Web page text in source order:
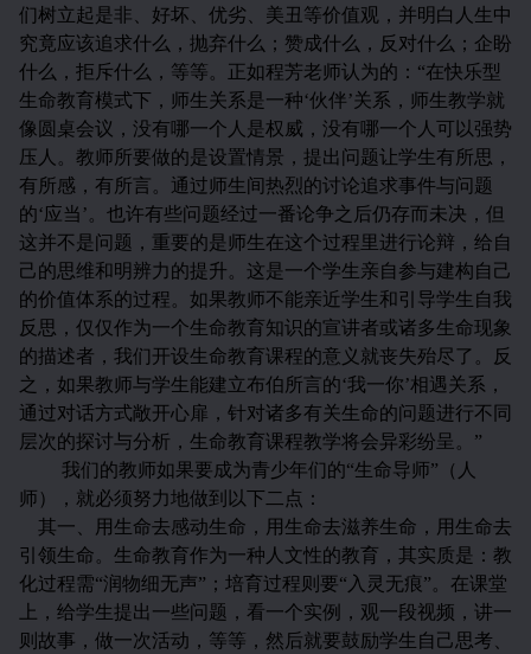
们树立起是非、好坏、优劣、美丑等价值观，并明白人生中
究竟应该追求什么，抛弃什么；赞成什么，反对什么；企盼
什么，拒斥什么，等等。正如程芳老师认为的：“在快乐型
生命教育模式下，师生关系是一种‘伙伴’关系，师生教学就
像圆桌会议，没有哪一个人是权威，没有哪一个人可以强势
压人。教师所要做的是设置情景，提出问题让学生有所思，
有所感，有所言。通过师生间热烈的讨论追求事件与问题
的‘应当’。也许有些问题经过一番论争之后仍存而未决，但
这并不是问题，重要的是师生在这个过程里进行论辩，给自
己的思维和明辨力的提升。这是一个学生亲自参与建构自己
的价值体系的过程。如果教师不能亲近学生和引导学生自我
反思，仅仅作为一个生命教育知识的宣讲者或诸多生命现象
的描述者，我们开设生命教育课程的意义就丧失殆尽了。反
之，如果教师与学生能建立布伯所言的‘我一你’相遇关系，
通过对话方式敞开心扉，针对诸多有关生命的问题进行不同
层次的探讨与分析，生命教育课程教学将会异彩纷呈。”
我们的教师如果要成为青少年们的“生命导师”（人
师），就必须努力地做到以下二点：
其一、用生命去感动生命，用生命去滋养生命，用生命去
引领生命。生命教育作为一种人文性的教育，其实质是：教
化过程需“润物细无声”；培育过程则要“入灵无痕”。在课堂
上，给学生提出一些问题，看一个实例，观一段视频，讲一
则故事，做一次活动，等等，然后就要鼓励学生自己思考、